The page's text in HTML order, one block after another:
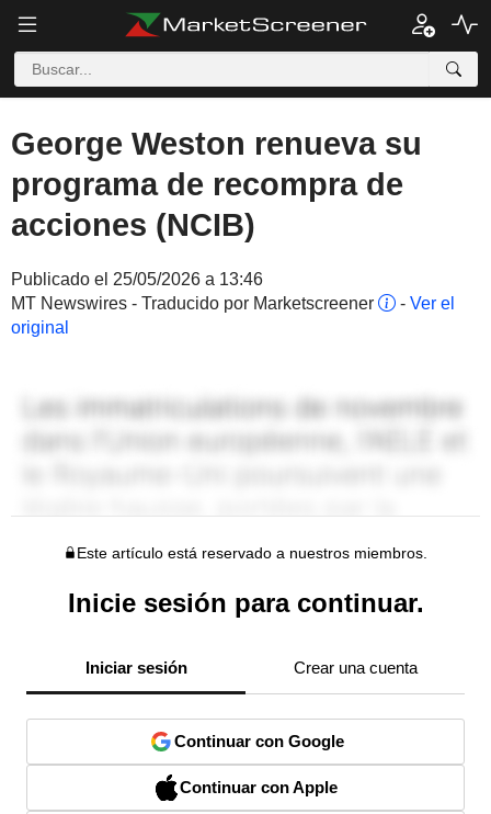
George Weston renueva su
programa de recompra de
acciones (NCIB)
Publicado el 25/05/2026 a 13:46
MT Newswires - Traducido por Marketscreener
- Ver el
original
Este artículo está reservado a nuestros miembros.
Inicie sesión para continuar.
Iniciar sesión Crear una cuenta
Continuar con Google
Continuar con Apple